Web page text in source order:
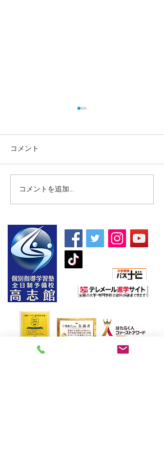
【高校生・高卒浪人生向
け夏期講習】
コメント
コメントを追加…
〒970-8026